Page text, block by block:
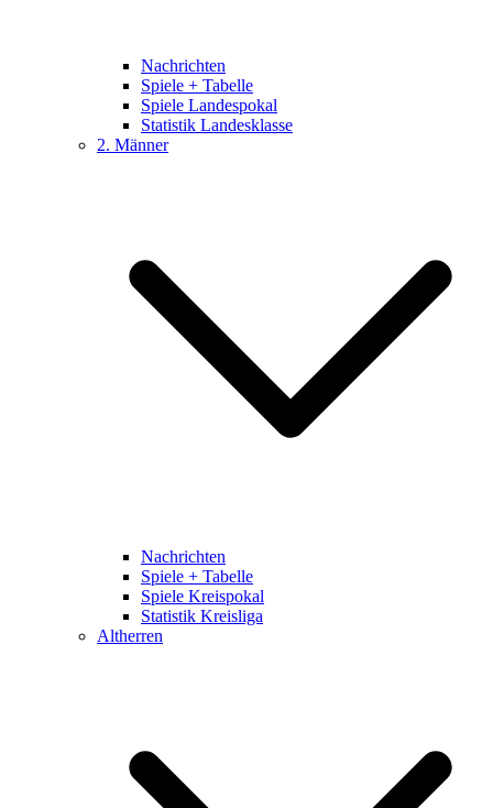
Nachrichten
Spiele + Tabelle
Spiele Landespokal
Statistik Landesklasse
2. Männer
Nachrichten
Spiele + Tabelle
Spiele Kreispokal
Statistik Kreisliga
Altherren